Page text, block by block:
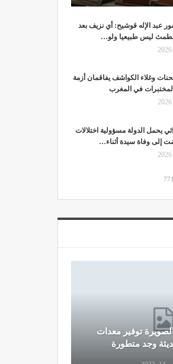
عبد الإله قوشيح: أي نزيف بعد
ليس طبيعيا ولو…
وغلاء الكواشف يفاقمان أزمة
في المغرب
يحمل الدولة مسؤولية اختلالات
إلى وفاة سيدة أثناء…
توفير معدات
وجد متطورة